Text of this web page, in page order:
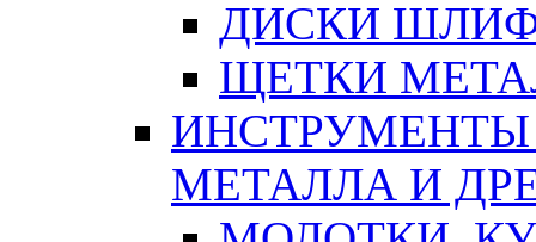
ДИСКИ
ЩЕТКИ
ИНСТРУМЕНТЫ
МЕТАЛЛА И